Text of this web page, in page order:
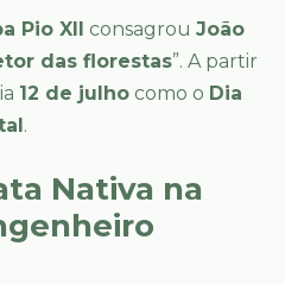
Pio XII consagrou João
das florestas”. A partir
12 de julho como o Dia
.
Nativa na